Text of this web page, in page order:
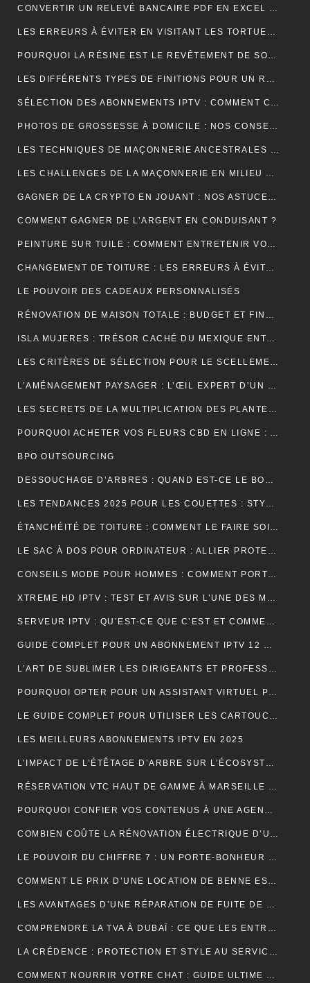
CONVERTIR UN RELEVÉ BANCAIRE PDF EN EXCEL : UNE ÉTAPE CLÉ POUR MIEUX GÉRER SES FINANCES
LES ERREURS À ÉVITER EN VISITANT LES TORTUES D’AKUMAL
POURQUOI LA RÉSINE EST LE REVÊTEMENT DE SOL IDÉAL EN USINE ?
LES DIFFÉRENTS TYPES DE FINITIONS POUR UN RAVALEMENT DE FAÇADE RÉUSSI
SÉLECTION DES ABONNEMENTS IPTV : COMMENT CHOISIR L’OFFRE QUI VOUS CORRESPOND ?
PHOTOS DE GROSSESSE À DOMICILE : NOS CONSEILS POUR UNE SÉANCE INTIMISTE RÉUSSIE !
LES TECHNIQUES DE MAÇONNERIE ANCESTRALES REVISITÉES
LES CHALLENGES DE LA MAÇONNERIE EN MILIEU URBAIN
GAGNER DE LA CRYPTO EN JOUANT : NOS ASTUCES ET PIÈGES À ÉVITER !
COMMENT GAGNER DE L’ARGENT EN CONDUISANT ?
PEINTURE SUR TUILE : COMMENT ENTRETENIR VOTRE TOITURE APRÈS L’APPLICATION ?
CHANGEMENT DE TOITURE : LES ERREURS À ÉVITER
LE POUVOIR DES CADEAUX PERSONNALISÉS
RÉNOVATION DE MAISON TOTALE : BUDGET ET FINANCEMENT
ISLA MUJERES : TRÉSOR CACHÉ DU MEXIQUE ENTRE PLAGES DE RÊVE ET AVENTURES TROPICALES
LES CRITÈRES DE SÉLECTION POUR LE SCELLEMENT DE TUILE DE RIVE
L’AMÉNAGEMENT PAYSAGER : L’ŒIL EXPERT D’UN JARDINIER
LES SECRETS DE LA MULTIPLICATION DES PLANTES PAR UN JARDINIER
POURQUOI ACHETER VOS FLEURS CBD EN LIGNE : AVANTAGES, BIENFAITS ET CONSEILS
BPO OUTSOURCING
DESSOUCHAGE D’ARBRES : QUAND EST-CE LE BON MOMENT POUR LE FAIRE ?
LES TENDANCES 2025 POUR LES COUETTES : STYLES, COULEURS ET MATÉRIAUX
ÉTANCHÉITÉ DE TOITURE : COMMENT LE FAIRE SOI-MÊME
LE SAC À DOS POUR ORDINATEUR : ALLIER PROTECTION, ORGANISATION ET ÉLÉGANCE AU QUOTIDIEN
CONSEILS MODE POUR HOMMES : COMMENT PORTER UN BIJOU MÉDAILLE AVEC STYLE ?
XTREME HD IPTV : TEST ET AVIS SUR L’UNE DES MEILLEURES OFFRES DU MARCHÉ
SERVEUR IPTV : QU’EST-CE QUE C’EST ET COMMENT CHOISIR LE MEILLEUR EN 2024 ?
GUIDE COMPLET POUR UN ABONNEMENT IPTV 12 MOIS SMART TV
L’ART DE SUBLIMER LES DIRIGEANTS ET PROFESSIONNELS
POURQUOI OPTER POUR UN ASSISTANT VIRTUEL POUR SA PME ET TPE : LA CLÉ D’UNE EFFICACITÉ DÉCUPLÉE
LE GUIDE COMPLET POUR UTILISER LES CARTOUCHES DE CRÈME AU PROTOXYDE D’AZOTE DE MANIÈRE SÛRE ET CRÉATIVE DANS LA CUISINE
LES MEILLEURS ABONNEMENTS IPTV EN 2025
L’IMPACT DE L’ÉTÊTAGE D’ARBRE SUR L’ÉCOSYSTÈME
RÉSERVATION VTC HAUT DE GAMME À MARSEILLE : LUXE ET CONFORT
POURQUOI CONFIER VOS CONTENUS À UNE AGENCE DE RÉDACTION ? LA CLÉ DU SUCCÈS EN LIGNE
COMBIEN COÛTE LA RÉNOVATION ÉLECTRIQUE D’UNE MAISON OU D’UN APPARTEMENT ?
LE POUVOIR DU CHIFFRE 7 : UN PORTE-BONHEUR MYSTIQUE
COMMENT LE PRIX D’UNE LOCATION DE BENNE EST-IL CALCULÉ ?
LES AVANTAGES D’UNE RÉPARATION DE FUITE DE TOITURE EN URGENCE
COMPRENDRE LA TVA À DUBAÏ : CE QUE LES ENTREPRISES DOIVENT SAVOIR
LA CRÉDENCE : PROTECTION ET STYLE AU SERVICE DE VOTRE INTÉRIEUR
COMMENT NOURRIR VOTRE CHAT : GUIDE ULTIME SUR LA NUTRITION ADAPTÉE ET OPTIMALE